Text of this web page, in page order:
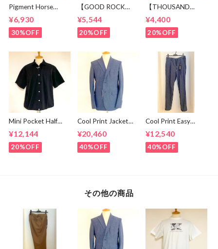
Pigment Horse
Shorts Olive
¥6,930
30%OFF
【GOOD ROCK
Logo T-shirt
White
¥5,544
20%OFF
【THOUSAND
Print T-shirt Vertical
Logo Black
¥4,400
20%OFF
Mini Pocket Half
Sleeve Shirts Black
¥12,144
20%OFF
Cool Print Jacket
Navy
¥20,460
40%OFF
Cool Print Easy
Slacks Navy
¥12,540
40%OFF
その他の商品